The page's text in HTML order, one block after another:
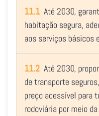
11.1 Até 2030,
habitação segura,
aos serviços básicos
11.2 Até 2030,
de transporte
preço acessível para
rodoviária por meio